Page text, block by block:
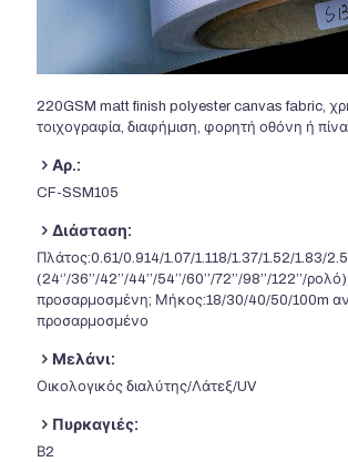
220GSM matt finish polyester canvas fabric,
τοιχογραφία, διαφήμιση, φορητή οθόνη ή
Αρ.:
CF-SSM105
Διάσταση:
Πλάτος:0.61/0.914/1.07/1.118/1.37/1.52/1.83/
(24‘’/36’’/42’’/44’’/54’’/60’’/72’’/98’’/122’’/
προσαρμοσμένη; Μήκος:18/30/40/50/100m
προσαρμοσμένο
Μελάνι:
Οικολογικός διαλύτης/Λάτεξ/UV
Πυρκαγιές:
Β2